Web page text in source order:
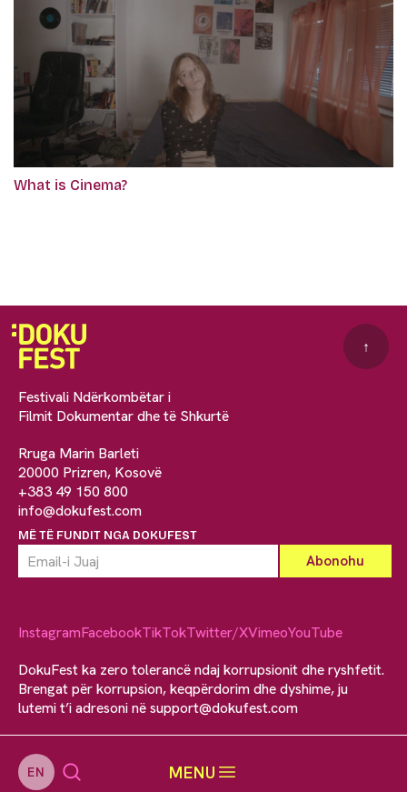
EN MENU
What is Cinema?
Festivali Ndërkombëtar i
Filmit Dokumentar dhe të Shkurtë
Rruga Marin Barleti
20000 Prizren, Kosovë
+383 49 150 800
info@dokufest.com
MË TË FUNDIT NGA DOKUFEST
↑
InstagramFacebookTikTokTwitter/XVimeoYouTube
DokuFest ka zero tolerancë ndaj korrupsionit dhe ryshfetit.
Brengat për korrupsion, keqpërdorim dhe dyshime, ju
lutemi t’i adresoni nësupport@dokufest.com